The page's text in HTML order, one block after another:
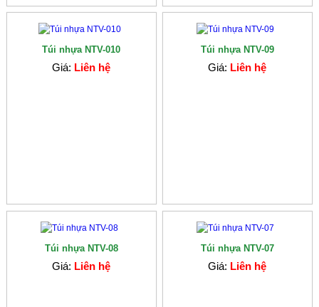
Túi nhựa NTV-010
Giá: Liên hệ
Túi nhựa NTV-09
Giá: Liên hệ
Túi nhựa NTV-08
Giá: Liên hệ
Túi nhựa NTV-07
Giá: Liên hệ